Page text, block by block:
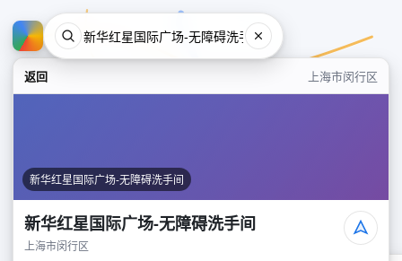
返回 上海市闵行区
新华红星国际广场-无障碍洗手间
新华红星国际广场-无障碍洗手间
上海市闵行区